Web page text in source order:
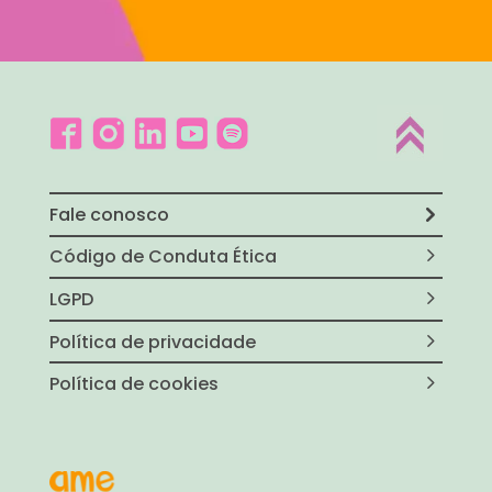
Fale conosco
Código de Conduta Ética
LGPD
Política de privacidade
Política de cookies